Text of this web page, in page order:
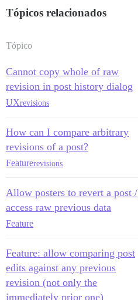
Tópicos relacionados
Tópico
Cannot copy whole of raw
revision in post history dialog
UXrevisions
How can I compare arbitrary
revisions of a post?
Featurerevisions
Allow posters to revert a post /
access raw previous data
Feature
Feature: allow comparing post
edits against any previous
revision (not only the
immediately prior one)